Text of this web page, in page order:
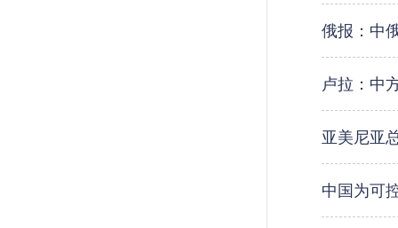
俄报：中
卢拉：中
亚美尼亚
中国为可